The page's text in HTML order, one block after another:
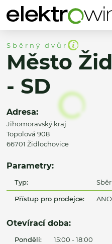
Sběrný dvůr
Město
- SD
Adresa:
Jihomoravský kraj
Topolová 908
66701 Židlochovice
Parametry:
Typ:
Přístup pro prodejce: ANO
Otevírací doba:
Pondělí: 15:00 - 18:00